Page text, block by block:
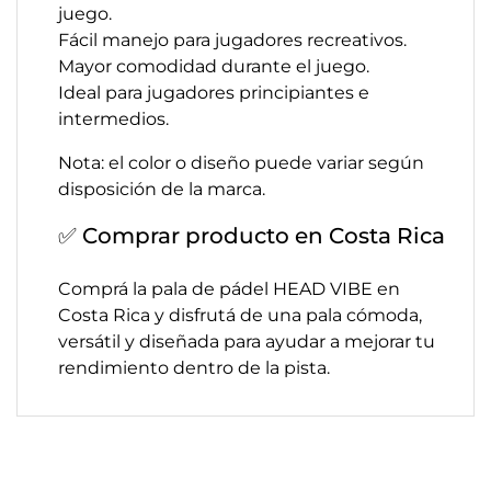
juego.
Fácil manejo para jugadores recreativos.
Mayor comodidad durante el juego.
Ideal para jugadores principiantes e
intermedios.
Nota: el color o diseño puede variar según
disposición de la marca.
✅ Comprar producto en Costa Rica
Comprá la pala de pádel HEAD VIBE en
Costa Rica y disfrutá de una pala cómoda,
versátil y diseñada para ayudar a mejorar tu
rendimiento dentro de la pista.